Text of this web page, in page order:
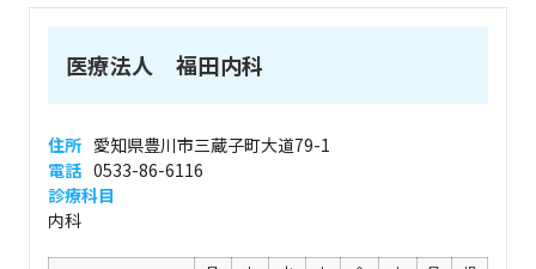
医療法人 福田内科
住所 愛知県豊川市三蔵子町大道79-1
電話 0533-86-6116
診療科目
内科